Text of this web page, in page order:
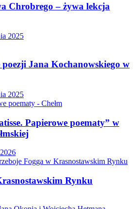
Chrobrego – żywa lekcja
2025
Jana Kochanowskiego w
2025
Papierowe poematy” w
Rynku